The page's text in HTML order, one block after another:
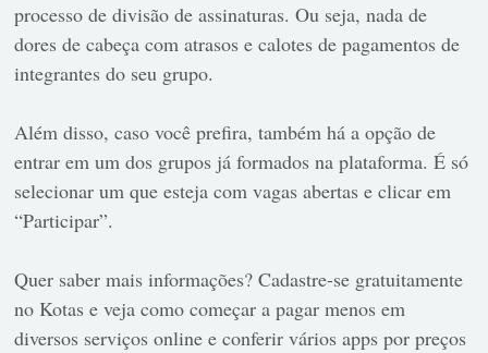
processo de divisão de assinaturas. Ou seja, nada de
dores de cabeça com atrasos e calotes de pagamentos de
integrantes do seu grupo.
Além disso, caso você prefira, também há a opção de
entrar em um dos grupos já formados na plataforma. É só
selecionar um que esteja com vagas abertas e clicar em
“Participar”.
Quer saber mais informações? Cadastre-se gratuitamente
no Kotas e veja como começar a pagar menos em
diversos serviços online e conferir vários apps por preços